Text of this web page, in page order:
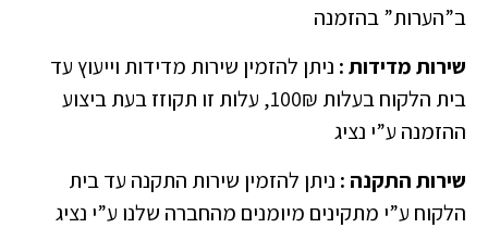
ב”הערות” בהזמנה
שירות מדידות: ניתן להזמין שירות מדידות וייעוץ עד
בית הלקוח בעלות 100₪, עלות זו תקוזז בעת ביצוע
ההזמנה ע”י נציג
שירות התקנה : ניתן להזמין שירות התקנה עד בית
הלקוח ע”י מתקינים מיומנים מהחברה שלנו ע”י נציג